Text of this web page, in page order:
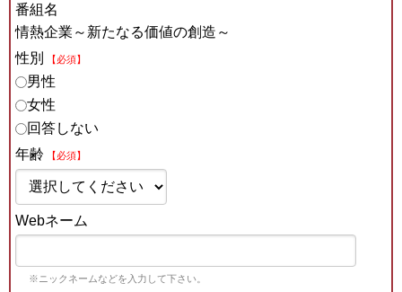
番組名
情熱企業～新たなる価値の創造～
性別
【必須】
男性
女性
回答しない
年齢
【必須】
Webネーム
※ニックネームなどを入力して下さい。